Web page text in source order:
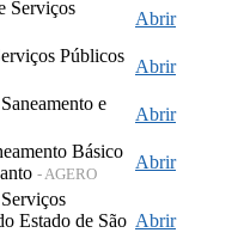
Serviços
Abrir
Públicos
Abrir
e
Abrir
Básico
- AGERO
Abrir
Estado de São Abrir